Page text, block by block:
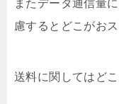
またデータ通信量
慮するとどこがお
送料に関してはど